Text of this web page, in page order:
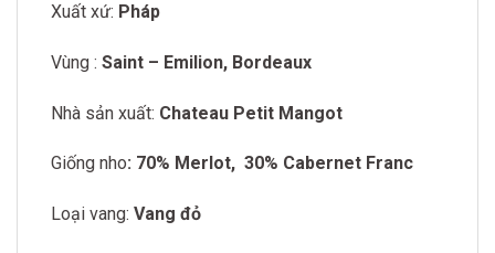
Xuất xứ: Pháp
Vùng : Saint – Emilion, Bordeaux
Nhà sản xuất: Chateau Petit Mangot
Giống nho: 70% Merlot, 30% Cabernet Franc
Loại vang: Vang đỏ